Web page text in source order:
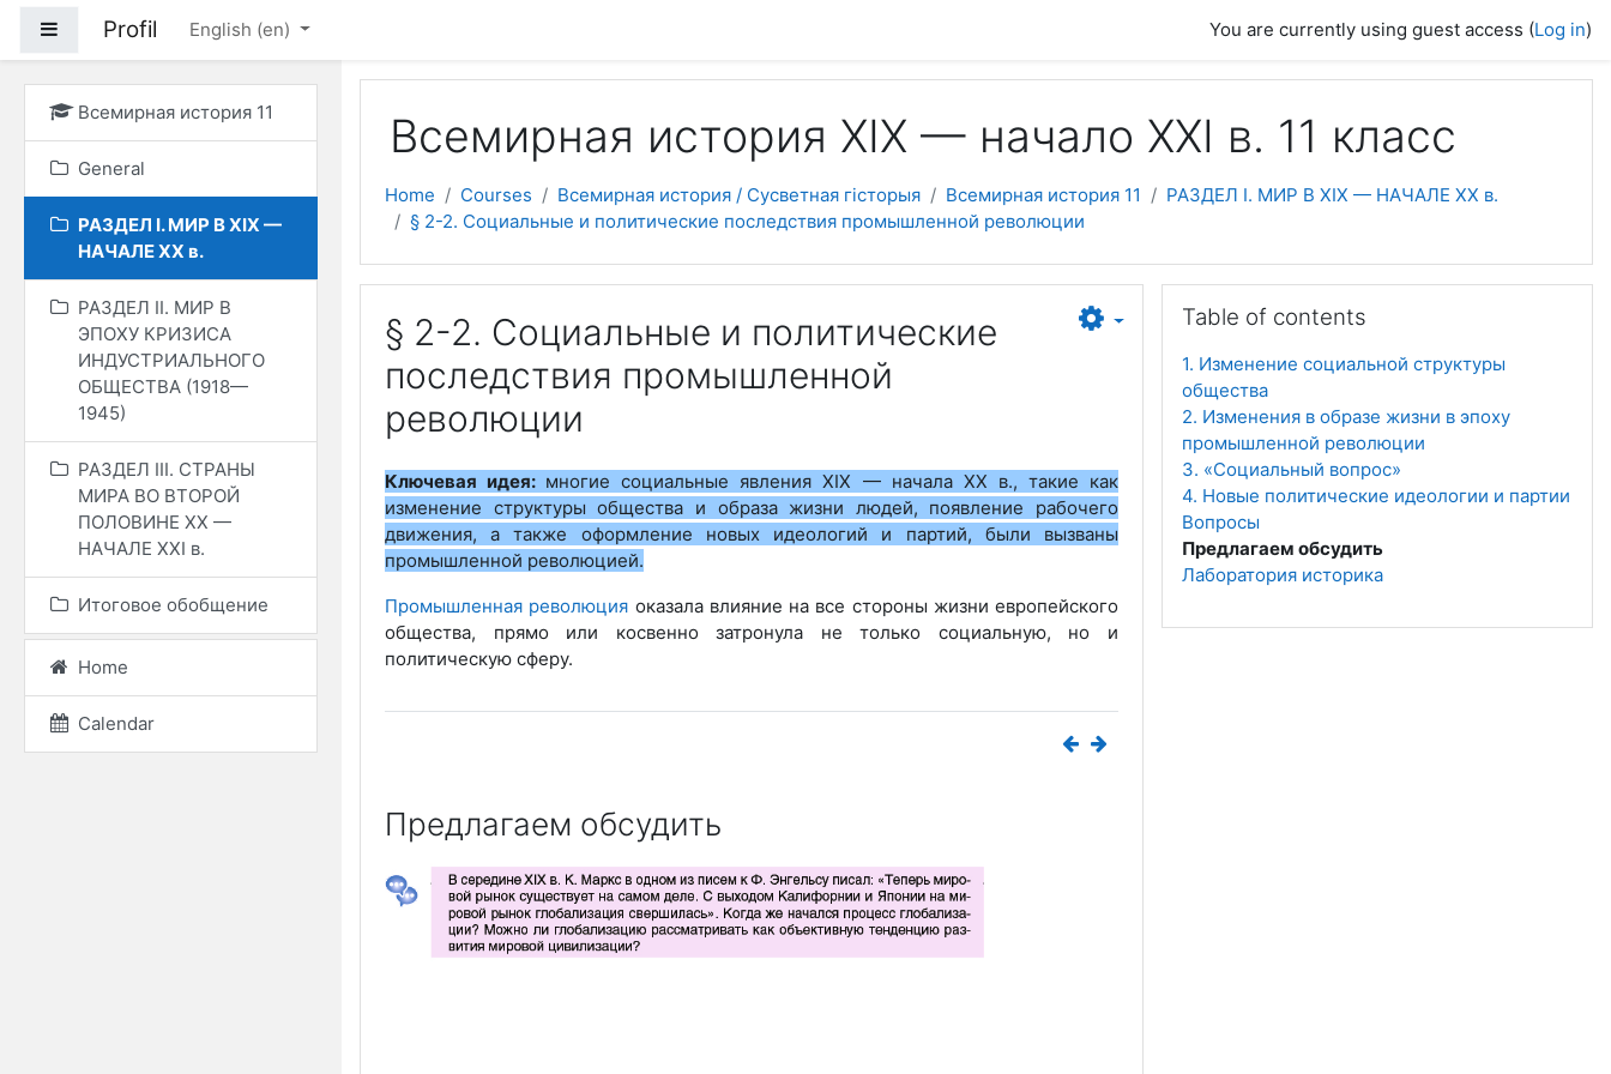
Side panel
Profil English ‎(en)‎ You are currently using guest access (Log in)
Всемирная история 11
General
РАЗДЕЛ I. МИР В ХIХ —
НАЧАЛЕ ХХ в.
РАЗДЕЛ II. МИР В
ЭПОХУ КРИЗИСА
ИНДУСТРИАЛЬНОГО
ОБЩЕСТВА (1918—
1945)
РАЗДЕЛ ІІІ. СТРАНЫ
МИРА ВО ВТОРОЙ
ПОЛОВИНЕ ХХ —
НАЧАЛЕ ХХІ в.
Итоговое обобщение
Home
Calendar
Всемирная история ХІХ — начало ХХІ в. 11 класс
Home Courses Всемирная история / Сусветная гісторыя Всемирная история 11
РАЗДЕЛ I. МИР В ХIХ — НАЧАЛЕ ХХ в.
§ 2-2. Социальные и политические последствия промышленной революции
§ 2-2. Социальные и политические
последствия промышленной
революции
Ключевая идея: многие социальные явления XIX — начала ХХ в., такие как
изменение структуры общества и образа жизни людей, появление рабочего
движения, а также оформление новых идеологий и партий, были вызваны
промышленной революцией.
Промышленная революция оказала влияние на все стороны жизни европейского
общества, прямо или косвенно затронула не только социальную, но и
политическую сферу.
Предлагаем обсудить
Table of contents
1. Изменение социальной структуры
общества
2. Изменения в образе жизни в эпоху
промышленной революции
3. «Социальный вопрос»
4. Новые политические идеологии и партии
Вопросы
Предлагаем обсудить
Лаборатория историка